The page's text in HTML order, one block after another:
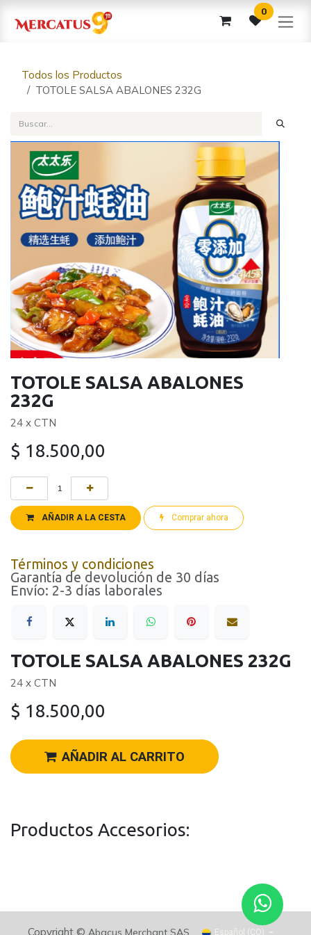
0
Todos los Productos
TOTOLE SALSA ABALONES 232G
TOTOLE SALSA ABALONES
232G
24 x CTN
$ 18.500,00
AÑADIR A LA CESTA Comprar ahora
Términos y condiciones
Garantía de devolución de 30 días
Envío: 2-3 días laborales
TOTOLE SALSA ABALONES 232G
24 x CTN
$ 18.500,00
AÑADIR AL CARRITO
Productos Accesorios:
Copyright © Abacus Merchant SAS Español (CO)